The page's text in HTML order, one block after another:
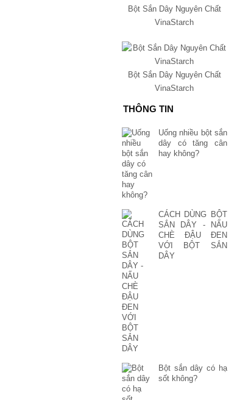
Bột Sắn Dây Nguyên Chất
VinaStarch
Bột Sắn Dây Nguyên Chất
VinaStarch
THÔNG TIN
Uống nhiều bột sắn
dây có tăng cân
hay không?
CÁCH DÙNG BỘT
SẮN DÂY - NẤU
CHÈ ĐẬU ĐEN
VỚI BỘT SẮN
DÂY
Bột sắn dây có hạ
sốt không?